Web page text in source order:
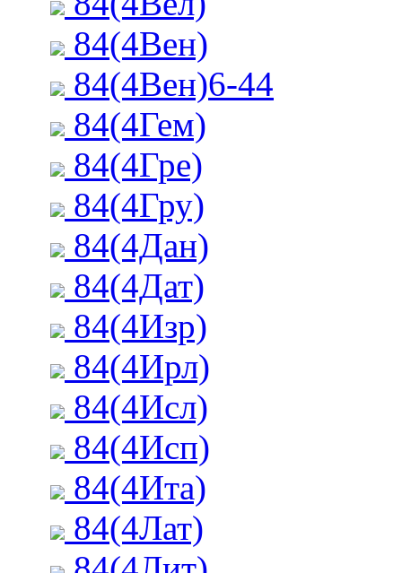
84(4Вен)
84(4Вен)6-44
84(4Гем)
84(4Гре)
84(4Гру)
84(4Дан)
84(4Дат)
84(4Изр)
84(4Ирл)
84(4Исл)
84(4Исп)
84(4Ита)
84(4Лат)